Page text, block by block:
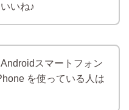
いね♪
スマートフォン
を使っている人は